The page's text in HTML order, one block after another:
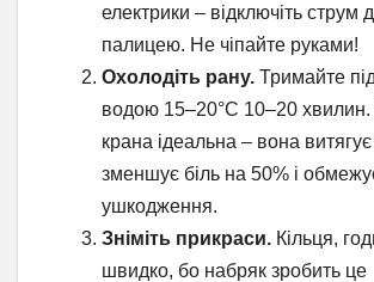
електрики – відключіть струм
палицею. Не чіпайте руками!
Охолодіть рану. Тримайте
водою 15–20°C 10–20
крана ідеальна – вона
зменшує біль на 50% і
ушкодження.
Зніміть прикраси. Кільця,
швидко, бо набряк зробить це